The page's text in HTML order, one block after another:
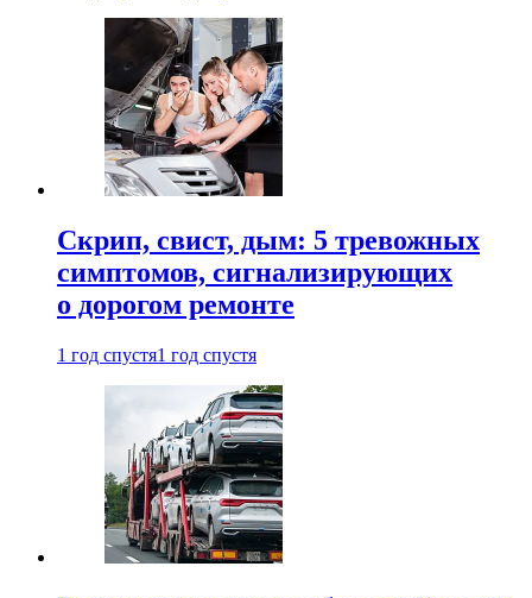
Скрип, свист, дым: 5 тревожных
симптомов, сигнализирующих
о дорогом ремонте
1 год спустя1 год спустя